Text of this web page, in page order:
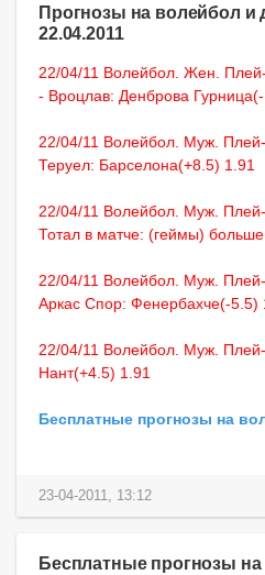
Прогнозы на волейбол и
22.04.2011
22/04/11 Волейбол. Жен.
- Вроцлав: Денброва
22/04/11 Волейбол. Муж.
Теруел: Барселона(+8.5) 1.91
22/04/11 Волейбол. Муж.
Тотал в матче: (геймы)
22/04/11 Волейбол. Муж.
Аркас Спор: Фенербахче(-5.5)
22/04/11 Волейбол. Муж.
Нант(+4.5) 1.91
Бесплатные прогнозы на
23-04-2011, 13:12
Бесплатные прогнозы на